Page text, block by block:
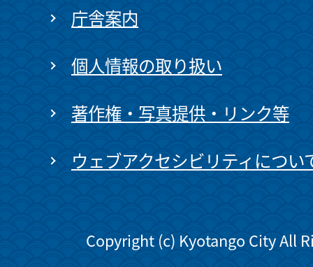
庁舎案内
個人情報の取り扱い
著作権・写真提供・リンク等
ウェブアクセシビリティについ
Copyright (c) Kyotango City All